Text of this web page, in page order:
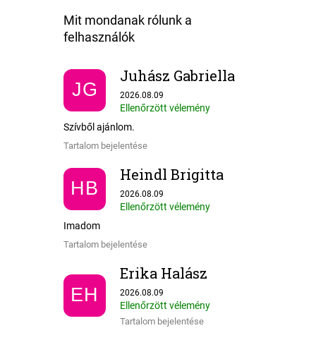
JG
Juhász Gabriella
Az áruház értékelése 5-ből 5 csillag.
2026.08.09
Ellenőrzött vélemény
Szívből ajánlom.
Tartalom bejelentése
HB
Heindl Brigitta
Az áruház értékelése 5-ből 5 csillag.
2026.08.09
Ellenőrzött vélemény
Imadom
Tartalom bejelentése
EH
Erika Halász
Az áruház értékelése 5-ből 5 csillag.
2026.08.09
Ellenőrzött vélemény
Tartalom bejelentése